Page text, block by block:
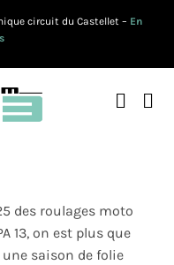
circuit du Castellet – En
2026des roulages moto
13, on est plus que
saison de folie